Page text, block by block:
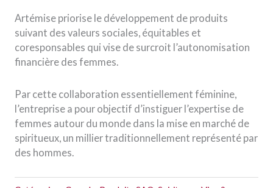
Artémise priorise le développement de produits
suivant des valeurs sociales, équitables et
coresponsables qui vise de surcroit l’autonomisation
financière des femmes.
Par cette collaboration essentiellement féminine,
l’entreprise a pour objectif d’instiguer l’expertise de
femmes autour du monde dans la mise en marché de
spiritueux, un millier traditionnellement représenté par
des hommes.